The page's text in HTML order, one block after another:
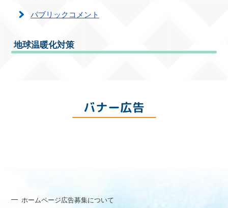
パブリックコメント
地球温暖化対策
バナー広告
ホームページ広告募集について